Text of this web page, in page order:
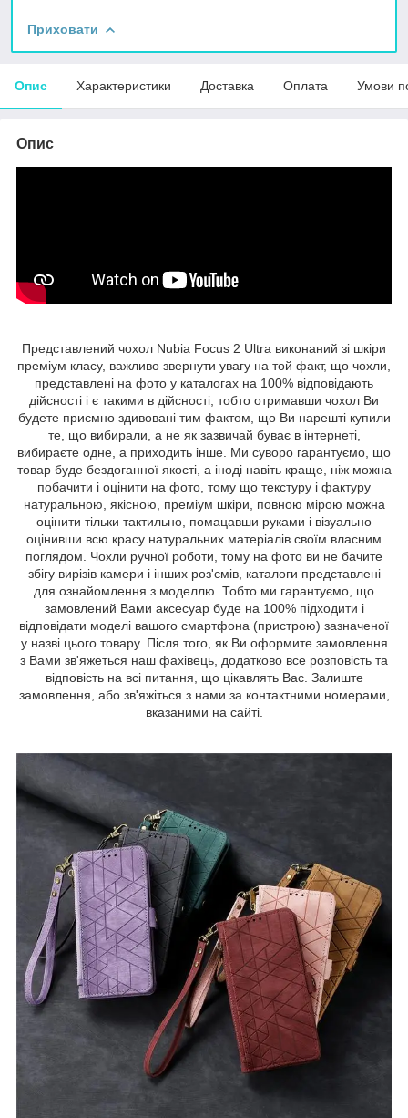
Приховати
Опис Характеристики Доставка Оплата Умови
Опис
Представлений чохол Nubia Focus 2 Ultra виконаний зі шкіри
преміум класу, важливо звернути увагу на той факт, що чохли,
представлені на фото у каталогах на 100% відповідають
дійсності і є такими в дійсності, тобто отримавши чохол Ви
будете приємно здивовані тим фактом, що Ви нарешті купили
те, що вибирали, а не як зазвичай буває в інтернеті,
вибираєте одне, а приходить інше. Ми суворо гарантуємо, що
товар буде бездоганної якості, а іноді навіть краще, ніж можна
побачити і оцінити на фото, тому що текстуру і фактуру
натуральною, якісною, преміум шкіри, повною мірою можна
оцінити тільки тактильно, помацавши руками і візуально
оцінивши всю красу натуральних матеріалів своїм власним
поглядом. Чохли ручної роботи, тому на фото ви не бачите
збігу вирізів камери і інших роз'ємів, каталоги представлені
для ознайомлення з моделлю. Тобто ми гарантуємо, що
замовлений Вами аксесуар буде на 100% підходити і
відповідати моделі вашого смартфона (пристрою) зазначеної
у назві цього товару. Після того, як Ви оформите замовлення
з Вами зв'яжеться наш фахівець, додатково все розповість та
відповість на всі питання, що цікавлять Вас. Залиште
замовлення, або зв'яжіться з нами за контактними номерами,
вказаними на сайті.